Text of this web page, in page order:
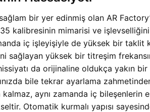
bir yer edinmiş olan AR
kalibresinin mimarisi ve işlevselliğini
iç işleyişiyle de yüksek bir taklit
sağlayan yüksek bir titreşim
da orijinaline oldukça yakın bir
bile tekrar ayarlama
aynı zamanda iç bileşenlerin
Otomatik kurmalı yapısı